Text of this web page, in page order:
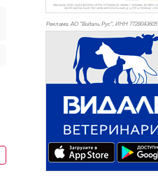
Реклама. АО "Видаль Рус", ИНН 7728043605